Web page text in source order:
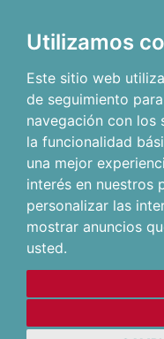
Utilizamos
Este sitio web
de seguimiento
navegación con los
la funcionalidad
una mejor
interés en nuestros
personalizar las
mostrar anuncios
usted.